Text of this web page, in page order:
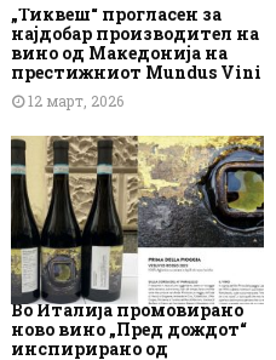
„Тиквеш“ прогласен за
најдобар производител на
вино од Македонија на
престижниот Mundus Vini
12 март, 2026
Во Италија промовирано
ново вино „Пред дождот“
инспирирано од